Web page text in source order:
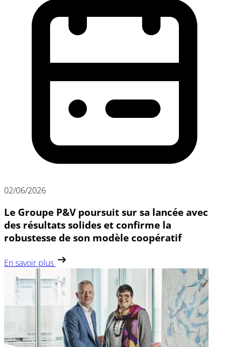
02/06/2026
Le Groupe P&V poursuit sur sa lancée avec
des résultats solides et confirme la
robustesse de son modèle coopératif
En savoir plus